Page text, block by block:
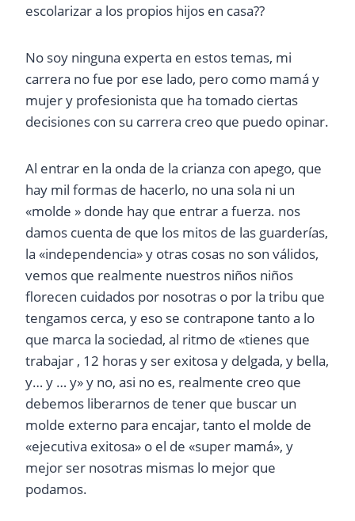
escolarizar a los propios hijos en casa??
No soy ninguna experta en estos temas, mi
carrera no fue por ese lado, pero como mamá y
mujer y profesionista que ha tomado ciertas
decisiones con su carrera creo que puedo opinar.
Al entrar en la onda de la crianza con apego, que
hay mil formas de hacerlo, no una sola ni un
«molde » donde hay que entrar a fuerza. nos
damos cuenta de que los mitos de las guarderías,
la «independencia» y otras cosas no son válidos,
vemos que realmente nuestros niños niños
florecen cuidados por nosotras o por la tribu que
tengamos cerca, y eso se contrapone tanto a lo
que marca la sociedad, al ritmo de «tienes que
trabajar , 12 horas y ser exitosa y delgada, y bella,
y… y … y» y no, asi no es, realmente creo que
debemos liberarnos de tener que buscar un
molde externo para encajar, tanto el molde de
«ejecutiva exitosa» o el de «super mamá», y
mejor ser nosotras mismas lo mejor que
podamos.